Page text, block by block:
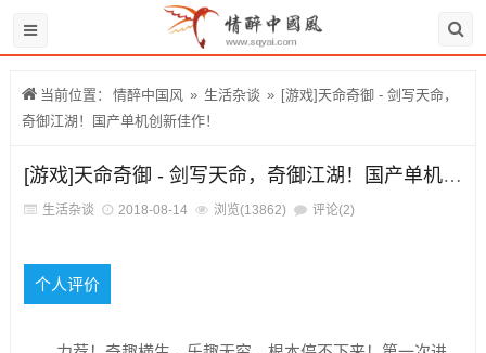
当前位置： 情醉中国风 » 生活杂谈 » [游戏]天命奇御 - 剑写天命，
奇御江湖！国产单机创新佳作！
[游戏]天命奇御 - 剑写天命，奇御江湖！国产单机创新佳作！
生活杂谈 2018-08-14 浏览(13862) 评论(2)
个人评价